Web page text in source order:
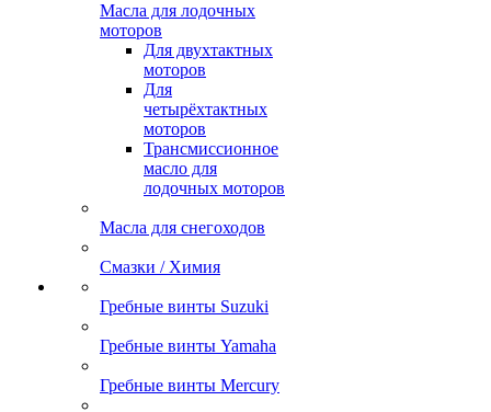
Масла для лодочных
моторов
Для двухтактных
моторов
Для
четырёхтактных
моторов
Трансмиссионное
масло для
лодочных моторов
Масла для снегоходов
Смазки / Химия
Гребные винты Suzuki
Гребные винты Yamaha
Гребные винты Mercury